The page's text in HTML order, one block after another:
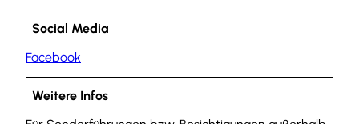
Social Media
Facebook
Weitere Infos